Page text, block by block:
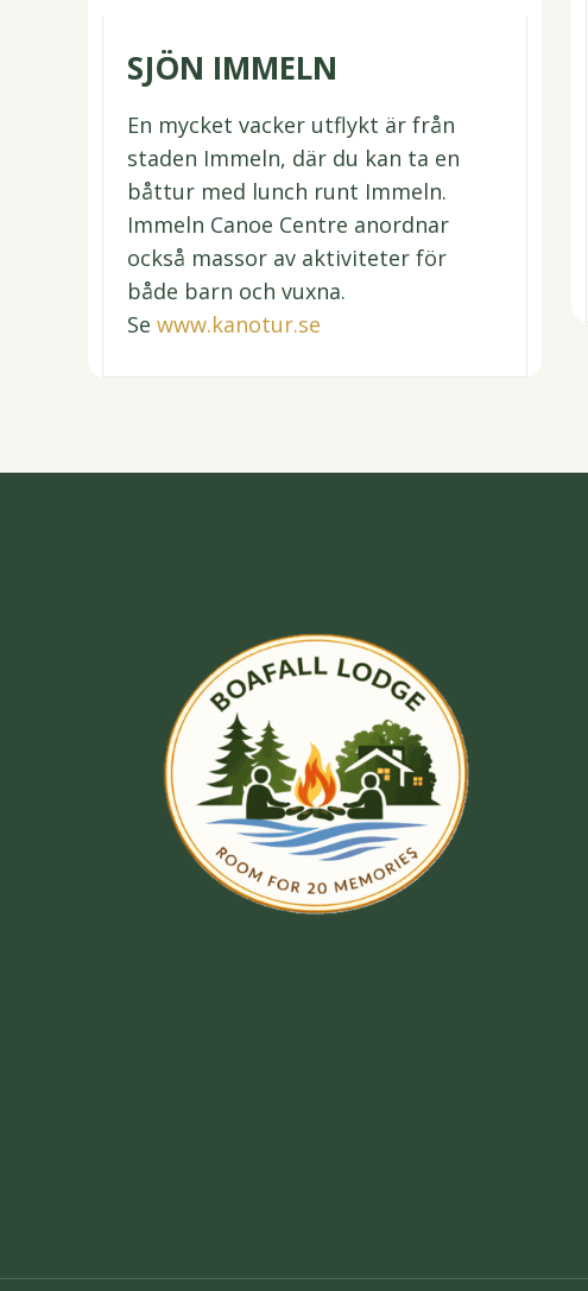
SJÖN IMMELN
En mycket vacker utflykt är från
staden Immeln, där du kan ta en
båttur med lunch runt Immeln.
Immeln Canoe Centre anordnar
också massor av aktiviteter för
både barn och vuxna.
Sewww.kanotur.se
Deutsch